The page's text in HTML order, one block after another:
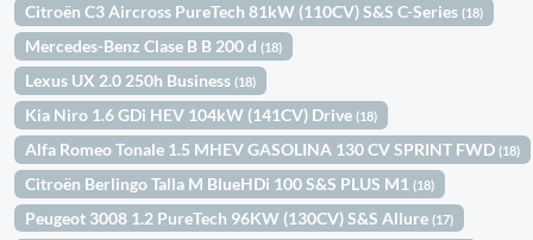
Citroën C3 Aircross PureTech 81kW (110CV) S&S C-Series(18)
Mercedes-Benz Clase B B 200 d(18)
Lexus UX 2.0 250h Business(18)
Kia Niro 1.6 GDi HEV 104kW (141CV) Drive(18)
Alfa Romeo Tonale 1.5 MHEV GASOLINA 130 CV SPRINT FWD(18)
Citroën Berlingo Talla M BlueHDi 100 S&S PLUS M1(18)
Peugeot 3008 1.2 PureTech 96KW (130CV) S&S Allure(17)